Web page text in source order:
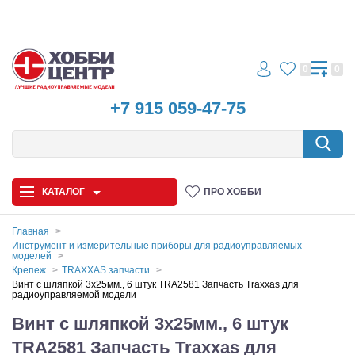
+7 915 059-47-75
0 0
КАТАЛОГ ПРО ХОББИ
Автомодели
Запчасти и аксессуары
Игрушки
Главная
Инструмент и измерительные приборы для радиоуправляемых
моделей
Крепеж
TRAXXAS запчасти
Винт с шляпкой 3х25мм., 6 штук TRA2581 Запчасть Traxxas для
радиоуправляемой модели
Винт с шляпкой 3х25мм., 6 штук
TRA2581 Запчасть Traxxas для